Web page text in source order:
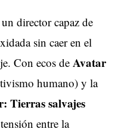
director capaz de
sin caer en el
Con ecos de Avatar
humano) y la
Tierras salvajes
entre la